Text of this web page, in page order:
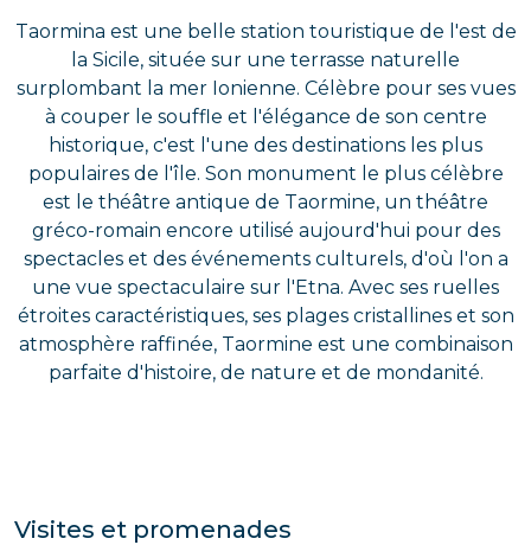
Taormina est une belle station touristique de l'est de
la Sicile, située sur une terrasse naturelle
surplombant la mer Ionienne. Célèbre pour ses vues
à couper le souffle et l'élégance de son centre
historique, c'est l'une des destinations les plus
populaires de l'île. Son monument le plus célèbre
est le théâtre antique de Taormine, un théâtre
gréco-romain encore utilisé aujourd'hui pour des
spectacles et des événements culturels, d'où l'on a
une vue spectaculaire sur l'Etna. Avec ses ruelles
étroites caractéristiques, ses plages cristallines et son
atmosphère raffinée, Taormine est une combinaison
parfaite d'histoire, de nature et de mondanité.
Visites et promenades